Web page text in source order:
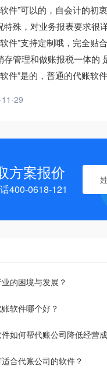
件”可以的，自会计的初
特殊，对业务报表要求很
件”支持定制哦，完全贴
存管理和做账报税一体的
件”是的，普通的代账软
29
方案报价
400-0618-121
的困境与发展？
软件哪个好？
如何帮代账公司降低经营
合代账公司的软件？